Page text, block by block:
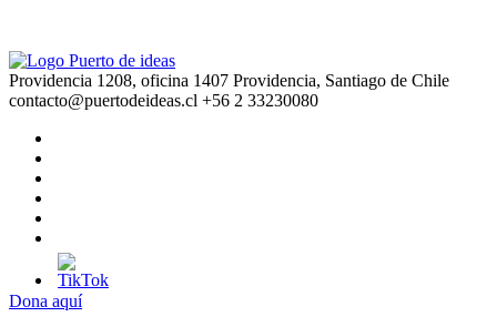
Providencia 1208, oficina 1407 Providencia, Santiago de Chile
contacto@puertodeideas.cl +56 2 33230080
Dona aquí